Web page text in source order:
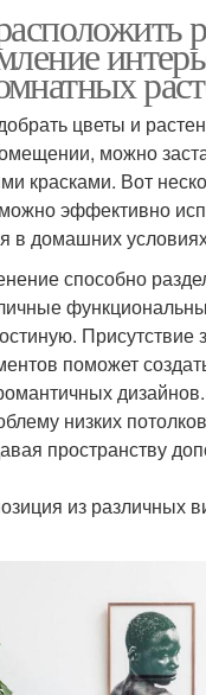
цветы и
можно
красками. Вот
эффективно
в домашних
способно
Присутствие
поможет
низких
пространству
из различных